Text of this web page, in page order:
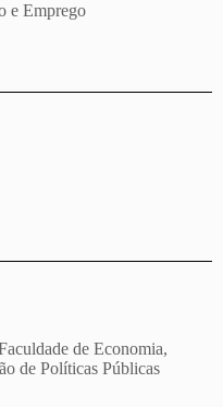
e Emprego
de Economia,
de Políticas Públicas